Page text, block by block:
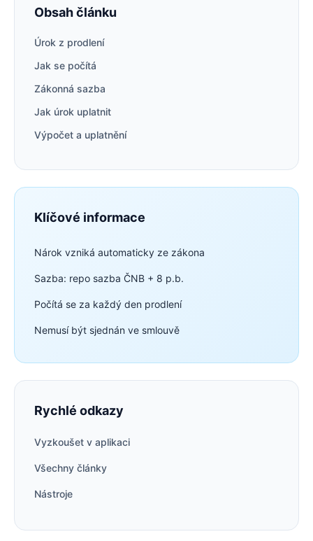
Obsah článku
Úrok z prodlení
Jak se počítá
Zákonná sazba
Jak úrok uplatnit
Výpočet a uplatnění
Klíčové informace
Nárok vzniká automaticky ze zákona
Sazba: repo sazba ČNB + 8 p.b.
Počítá se za každý den prodlení
Nemusí být sjednán ve smlouvě
Rychlé odkazy
Vyzkoušet v aplikaci
Všechny články
Nástroje